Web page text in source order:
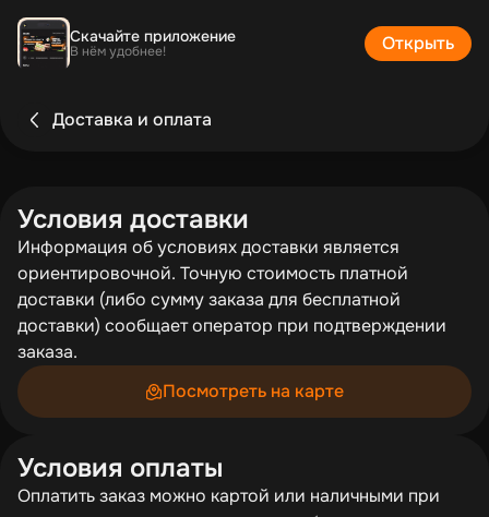
Скачайте приложение
В нём удобнее! Открыть
Доставка и оплата
Условия доставки
Информация об условиях доставки является
ориентировочной. Точную стоимость платной
доставки (либо сумму заказа для бесплатной
доставки) сообщает оператор при подтверждении
заказа.
Посмотреть на карте
Условия оплаты
Оплатить заказ можно картой или наличными при